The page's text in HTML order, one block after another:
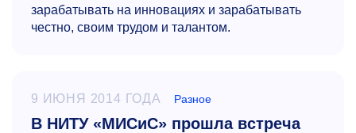
зарабатывать на инновациях и зарабатывать
честно, своим трудом и талантом.
9 ИЮНЯ 2014 ГОДА Разное
В НИТУ «МИСиС» прошла встреча